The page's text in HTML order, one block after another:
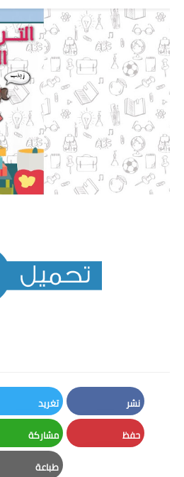
نشر
Facebook
تغريد
Twitter
حفظ مشاركة
Whatsapp
طباعة